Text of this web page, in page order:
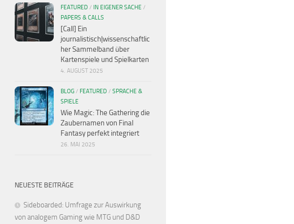
FEATURED / IN EIGENER SACHE /
PAPERS & CALLS
[Call] Ein
journalistisch|wissenschaftlic
her Sammelband über
Kartenspiele und Spielkarten
4. AUGUST 2025
BLOG / FEATURED / SPRACHE &
SPIELE
Wie Magic: The Gathering die
Zaubernamen von Final
Fantasy perfekt integriert
26. MAI 2025
NEUESTE BEITRÄGE
Sideboarded: Umfrage zur Auswirkung
von analogem Gaming wie MTG und D&D